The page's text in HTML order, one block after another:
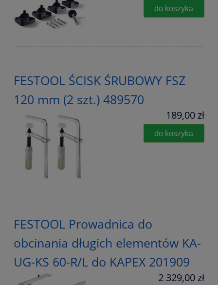
do koszyka
FESTOOL ŚCISK ŚRUBOWY FSZ
120 mm (2 szt.) 489570
189,00 zł
do koszyka
FESTOOL Prowadnica do
obcinania długich elementów KA-
UG-KS 60-R/L do KAPEX 201909
2 329,00 zł